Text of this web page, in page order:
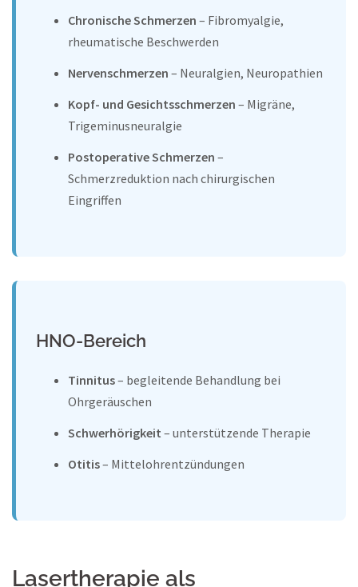
Chronische Schmerzen – Fibromyalgie,
rheumatische Beschwerden
Nervenschmerzen – Neuralgien, Neuropathien
Kopf- und Gesichtsschmerzen – Migräne,
Trigeminusneuralgie
Postoperative Schmerzen –
Schmerzreduktion nach chirurgischen
Eingriffen
HNO-Bereich
Tinnitus– begleitende Behandlung bei
Ohrgeräuschen
Schwerhörigkeit – unterstützende Therapie
Otitis– Mittelohrentzündungen
Lasertherapie als